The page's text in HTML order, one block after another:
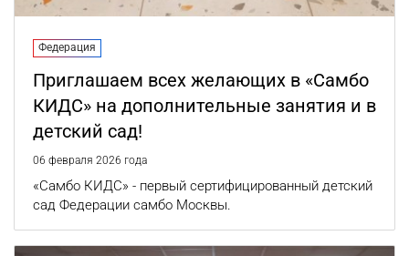
Федерация
Приглашаем всех желающих в «Самбо
КИДС» на дополнительные занятия и в
детский сад!
06 февраля 2026 года
«Самбо КИДС» - первый сертифицированный детский
сад Федерации самбо Москвы.